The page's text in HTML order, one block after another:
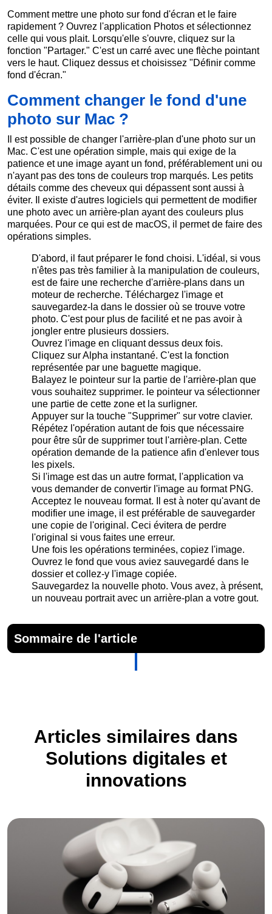
Comment mettre une photo sur fond d'écran et le faire
rapidement ? Ouvrez l'application Photos et sélectionnez
celle qui vous plait. Lorsqu'elle s'ouvre, cliquez sur la
fonction "Partager." C'est un carré avec une flèche pointant
vers le haut. Cliquez dessus et choisissez "Définir comme
fond d'écran."
Comment changer le fond d'une
photo sur Mac ?
Il est possible de changer l'arrière-plan d'une photo sur un
Mac. C'est une opération simple, mais qui exige de la
patience et une image ayant un fond, préférablement uni ou
n'ayant pas des tons de couleurs trop marqués. Les petits
détails comme des cheveux qui dépassent sont aussi à
éviter. Il existe d'autres logiciels qui permettent de modifier
une photo avec un arrière-plan ayant des couleurs plus
marquées. Pour ce qui est de macOS, il permet de faire des
opérations simples.
D'abord, il faut préparer le fond choisi. L'idéal, si vous
n'êtes pas très familier à la manipulation de couleurs,
est de faire une recherche d'arrière-plans dans un
moteur de recherche. Téléchargez l'image et
sauvegardez-la dans le dossier où se trouve votre
photo. C'est pour plus de facilité et ne pas avoir à
jongler entre plusieurs dossiers.
Ouvrez l'image en cliquant dessus deux fois.
Cliquez sur Alpha instantané. C'est la fonction
représentée par une baguette magique.
Balayez le pointeur sur la partie de l'arrière-plan que
vous souhaitez supprimer. le pointeur va sélectionner
une partie de cette zone et la surligner.
Appuyer sur la touche "Supprimer" sur votre clavier.
Répétez l'opération autant de fois que nécessaire
pour être sûr de supprimer tout l'arrière-plan. Cette
opération demande de la patience afin d'enlever tous
les pixels.
Si l'image est das un autre format, l'application va
vous demander de convertir l'image au format PNG.
Acceptez le nouveau format. Il est à noter qu'avant de
modifier une image, il est préférable de sauvegarder
une copie de l'original. Ceci évitera de perdre
l'original si vous faites une erreur.
Une fois les opérations terminées, copiez l'image.
Ouvrez le fond que vous aviez sauvegardé dans le
dossier et collez-y l'image copiée.
Sauvegardez la nouvelle photo. Vous avez, à présent,
un nouveau portrait avec un arrière-plan a votre gout.
Sommaire de l'article
Articles similaires dans
Solutions digitales et
innovations